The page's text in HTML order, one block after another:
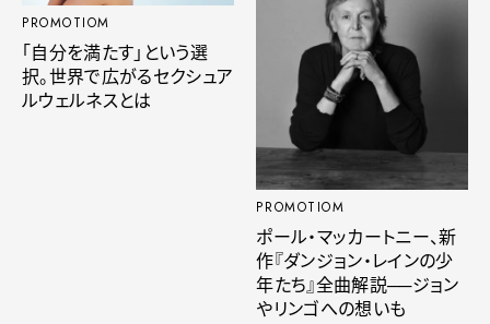
PROMOTIOM
「自分を満たす」という選
択。世界で広がるセクシュア
ルウェルネスとは
PROMOTIOM
ポール・マッカートニー、新
作『ダンジョン・レインの少
年たち』全曲解説──ジョン
やリンゴへの想いも